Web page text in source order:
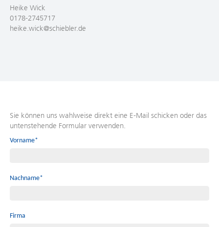
Heike Wick
0178-2745717
heike.wick@schiebler.de
Service
Agreement
Sie können uns wahlweise direkt eine E-Mail schicken oder das
untenstehende Formular verwenden.
Vorname*
Nachname*
Firma